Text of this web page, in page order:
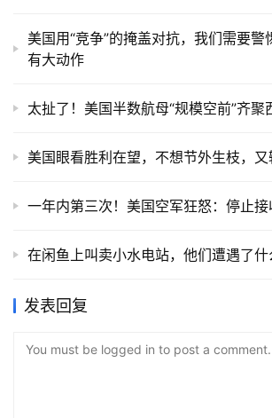
美国用“竞争”的掩盖对抗，我们需要警
有大动作
太扯了！美国半数航母“规模空前”齐聚
美国眼看胜利在望，不想节外生枝，
一年内第三次！美国空军狂怒：停止接
在闲鱼上叫卖小水电站，他们遭遇了什
发表回复
You must be logged in to post a